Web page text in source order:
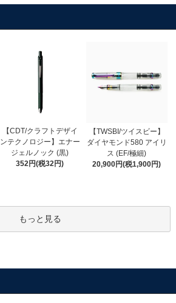
【CDT/クラフトデザイ
ンテクノロジー】エナー
ジェルノック (黒)
352円(税32円)
【TWSBI/ツイスビー】
ダイヤモンド580 アイリ
ス (EF/極細)
20,900円(税1,900円)
もっと見る